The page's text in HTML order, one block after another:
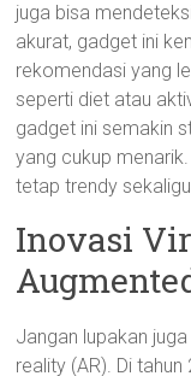
juga bisa
akurat, gadget ini
rekomendasi yang
seperti diet atau
gadget ini semakin
yang cukup
tetap trendy
Inovasi
Jangan lupakan
reality (AR). Di